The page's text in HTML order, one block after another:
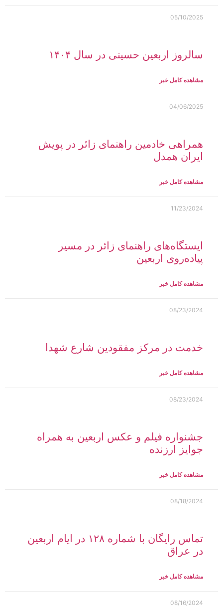
05/10/2025
سالروز اربعین حسینی در سال ۱۴۰۴
مشاهده کامل خبر
04/06/2025
همراهی خادمین راهنمای زائر در پویش
ایران همدل
مشاهده کامل خبر
11/23/2024
ایستگاه‌های راهنمای زائر در مسیر
پیاده‌روی اربعین
مشاهده کامل خبر
08/23/2024
خدمت در مرکز مفقودین شارع شهدا
مشاهده کامل خبر
08/23/2024
جشنواره فیلم و عکس اربعین به همراه
جوایز ارزنده
مشاهده کامل خبر
08/18/2024
تماس رایگان با شماره ۱۲۸ در ایام اربعین
در عراق
مشاهده کامل خبر
08/16/2024